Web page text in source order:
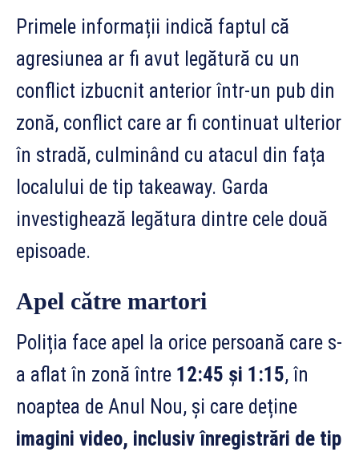
Primele informații indică faptul că
agresiunea ar fi avut legătură cu un
conflict izbucnit anterior într-un pub din
zonă, conflict care ar fi continuat ulterior
în stradă, culminând cu atacul din fața
localului de tip takeaway. Garda
investighează legătura dintre cele două
episoade.
Apel către martori
Poliția face apel la orice persoană care s-
a aflat în zonă între 12:45 și 1:15, în
noaptea de Anul Nou, și care deține
imagini video, inclusiv înregistrări de tip